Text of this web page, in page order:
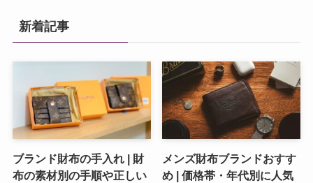
新着記事
ブランド財布の手入れ | 財
布の素材別の手順や正しい
メンズ財布ブランドおすす
め | 価格帯・年代別に人気